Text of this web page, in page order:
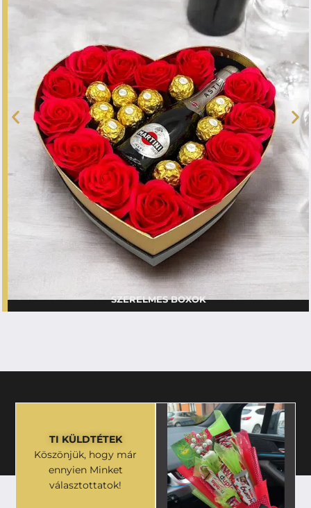
SZERELMES BOXOK
TI KÜLDTÉTEK
Köszönjük, hogy már
ennyien Minket
választottatok!